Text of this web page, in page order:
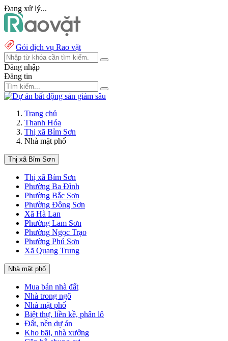
Đang xử lý...
Gói dịch vụ Rao vặt
Đăng nhập
Đăng tin
Trang chủ
Thanh Hóa
Thị xã Bỉm Sơn
Nhà mặt phố
Thị xã Bỉm Sơn
Thị xã Bỉm Sơn
Phường Ba Đình
Phường Bắc Sơn
Phường Đông Sơn
Xã Hà Lan
Phường Lam Sơn
Phường Ngọc Trạo
Phường Phú Sơn
Xã Quang Trung
Nhà mặt phố
Mua bán nhà đất
Nhà trong ngõ
Nhà mặt phố
Biệt thự, liền kề, phân lô
Đất, nền dự án
Kho bãi, nhà xưởng